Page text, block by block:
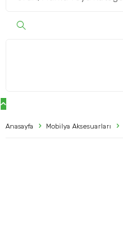
Anasayfa Mobilya Aksesuarları